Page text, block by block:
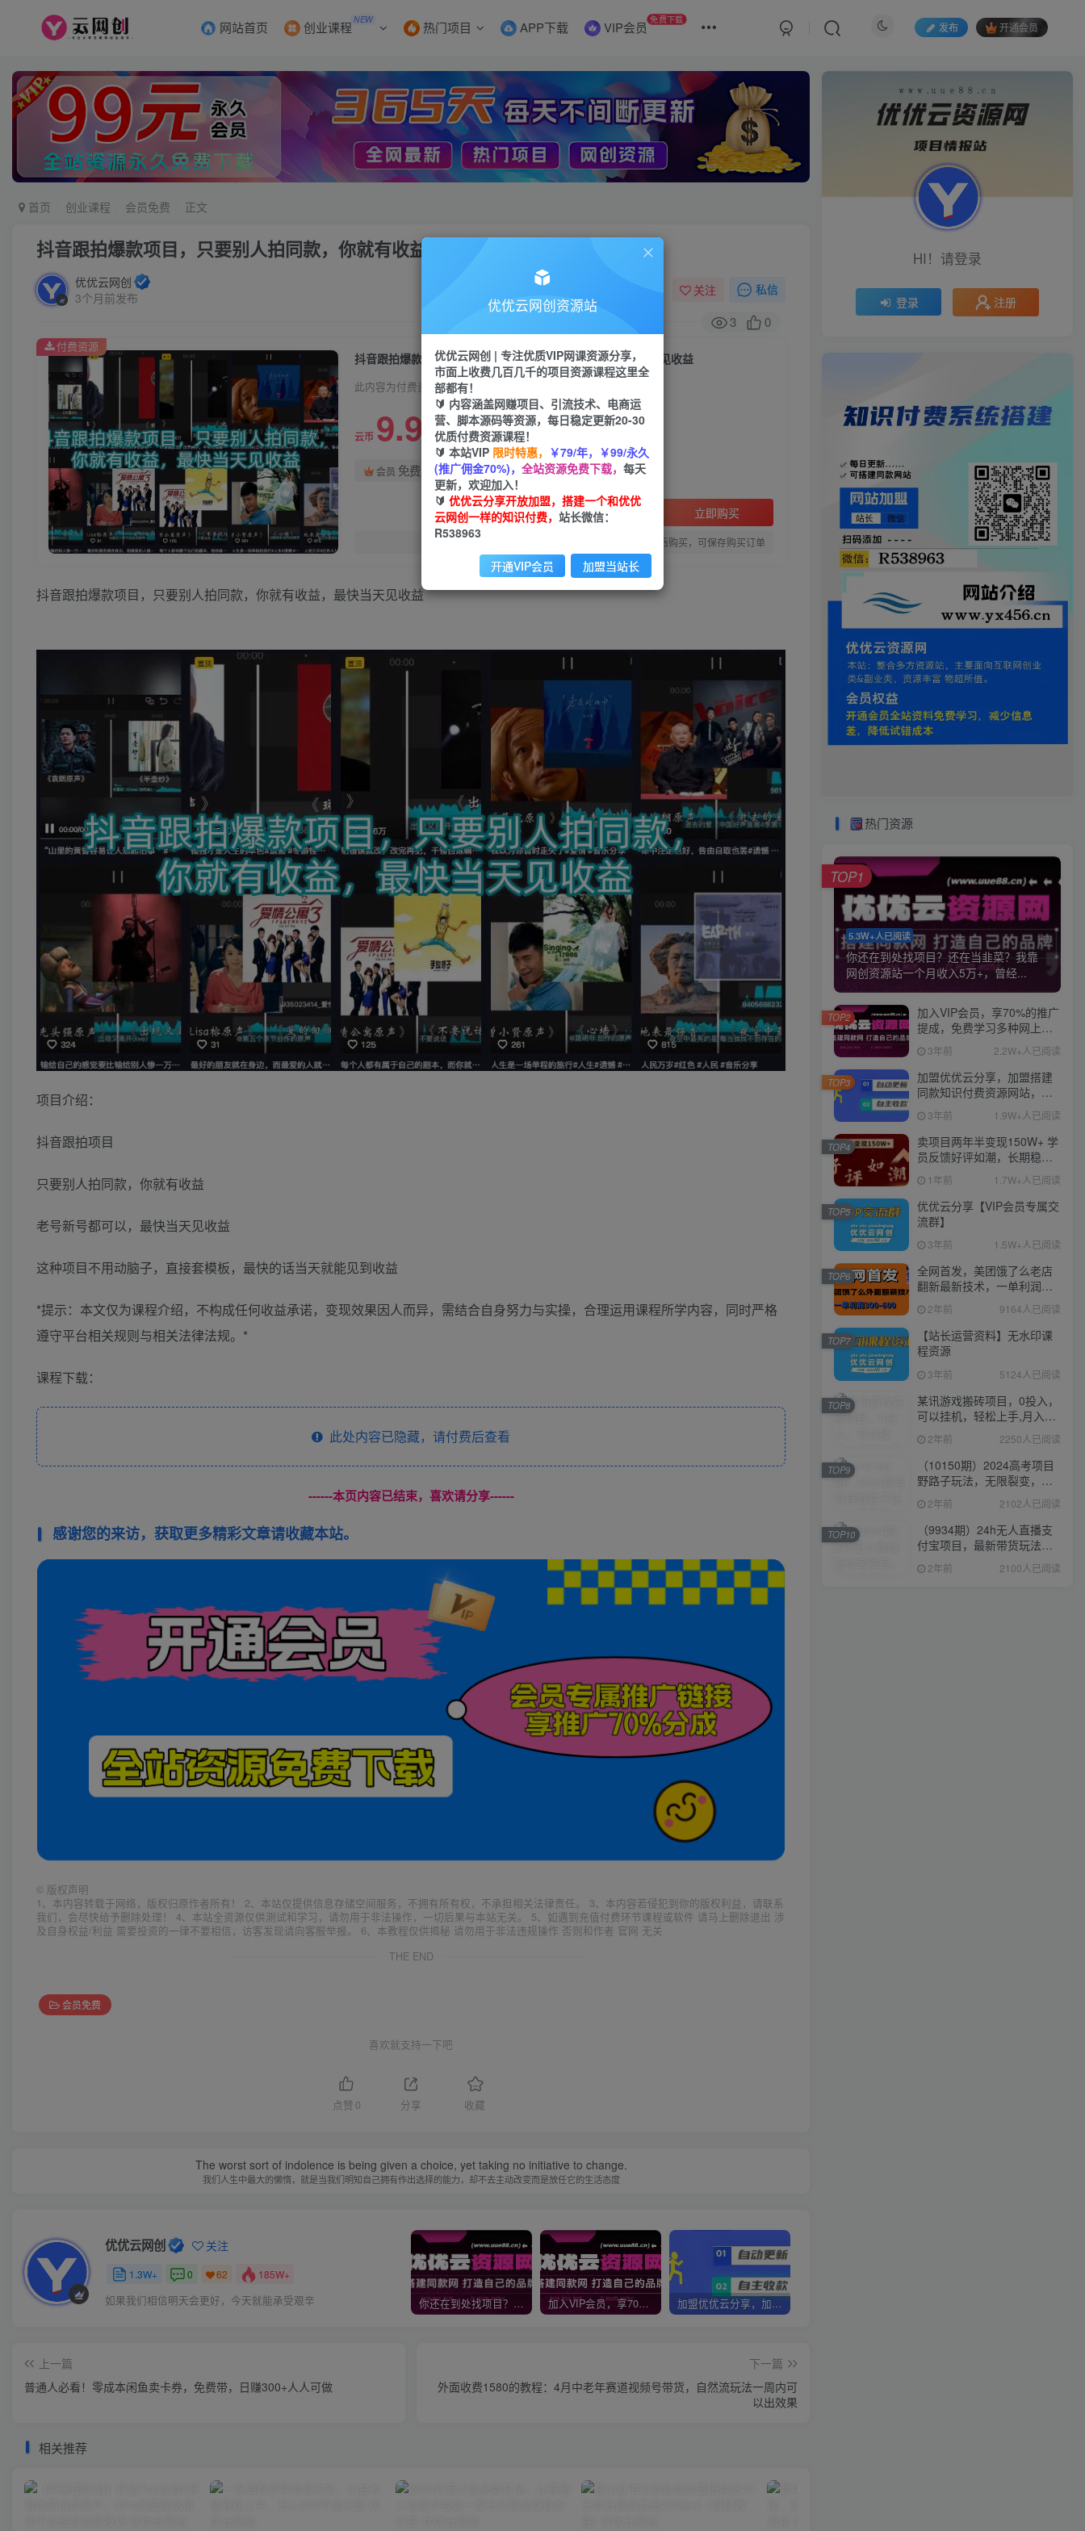
网站首页 创业课程 NEW 热门项目 APP下载 VIP会员 免费下载
发布 开通会员
首页 创业课程 会员免费 正文
抖音跟拍爆款项目，只要别人拍同款，你就有收益，最快当天见收益
优优云网创
3个月前发布
关注 私信
3 0
抖音跟拍爆款项目，只要别人拍同款，你就有收益，最快当天见收益
此内容为付费资源，请付费后查看
云币 9.9 限时特惠
云币99
会员 免费
立即购买
您当前未登录！建议登陆后购买，可保存购买订单
付费资源
抖音跟拍爆款项目，只要别人拍同款，你就有收益，最快当天见收益
项目介绍：
抖音跟拍项目
只要别人拍同款，你就有收益
老号新号都可以，最快当天见收益
这种项目不用动脑子，直接套模板，最快的话当天就能见到收益
*提示：本文仅为课程介绍，不构成任何收益承诺，变现效果因人而异，需结合自身努力与实操，合理运用课程所学内容，同时严格
遵守平台相关规则与相关法律法规。*
课程下载：
此处内容已隐藏，请付费后查看
------本页内容已结束，喜欢请分享------
感谢您的来访，获取更多精彩文章请收藏本站。
© 版权声明
1、本内容转载于网络，版权归原作者所有！ 2、本站仅提供信息存储空间服务，不拥有所有权，不承担相关法律责任。 3、本内容若侵犯到你的版权利益，请联系
我们，会尽快给予删除处理！ 4、本站全资源仅供测试和学习，请勿用于非法操作，一切后果与本站无关。 5、如遇到充值付费环节课程或软件 请马上删除退出 涉
及自身权益/利益 需要投资的一律不要相信，访客发现请向客服举报。 6、本教程仅供揭秘 请勿用于非法违规操作 否则和作者 官网 无关
THE END
会员免费
喜欢就支持一下吧
点赞 0 分享 收藏
The worst sort of indolence is being given a choice, yet taking no initiative to change.
我们人生中最大的懒惰，就是当我们明知自己拥有作出选择的能力，却不去主动改变而是放任它的生活态度
优优云网创 关注
1.3W+ 0 62 185W+
如果我们相信明天会更好，今天就能承受艰辛 你还在到处找项目？还在当韭菜？我靠网创资源站一个月收入5万+，曾经我也是个失败者。 加入VIP会员，享70%的推广提成，免费学习多种网上创业课程，菜鸟秒变大神！ 加盟优优云分享，加盟搭建同款知识付费资源网站，实现长期稳定被动收入~
上一篇
普通人必看！零成本闲鱼卖卡券，免费带，日赚300+人人可做
下一篇
外面收费1580的教程：4月中老年赛道视频号带货，自然流玩法一周内可
以出效果
相关推荐
HI！请登录
登录 注册
热门资源
5.3W+人已阅读
你还在到处找项目？还在当韭菜？我靠
网创资源站一个月收入5万+，曾经...
TOP1
加入VIP会员，享70%的推广
提成，免费学习多种网上创
业课程，菜鸟秒变大神！
3年前 2.2W+人已阅读
TOP2
加盟优优云分享，加盟搭建
同款知识付费资源网站，实
现长期稳定被动收入~
3年前 1.9W+人已阅读
TOP3
卖项目两年半变现150W+ 学
员反馈好评如潮，长期稳定
变现，可以一直干到老！
1年前 1.7W+人已阅读
TOP4
优优云分享【VIP会员专属交
流群】
3年前 1.5W+人已阅读
TOP5
全网首发，美团饿了么老店
翻新最新技术，一单利润
300-600
2年前 9164人已阅读
TOP6
【站长运营资料】无水印课
程资源
3年前 5124人已阅读
TOP7
某讯游戏搬砖项目，0投入，
可以挂机，轻松上手,月入
3000+上不封顶
2年前 2250人已阅读
TOP8
（10150期）2024高考项目
野路子玩法，无限裂变，最
高一天1W＋！
2年前 2102人已阅读
TOP9
（9934期）24h无人直播支
付宝项目，最新带货玩法，
纯躺赚实测日入500+
2年前 2100人已阅读
TOP10
优优云网创资源站
优优云网创 | 专注优质VIP网课资源分享，
市面上收费几百几千的项目资源课程这里全
部都有！
🔰 内容涵盖网赚项目、引流技术、电商运
营、脚本源码等资源，每日稳定更新20-30
优质付费资源课程！
🔰 本站VIP 限时特惠， ￥79/年，￥99/永久
(推广佣金70%)， 全站资源免费下载， 每天
更新，欢迎加入！
🔰 优优云分享开放加盟，搭建一个和优优
云网创一样的知识付费， 站长微信：
R538963
开通VIP会员 加盟当站长